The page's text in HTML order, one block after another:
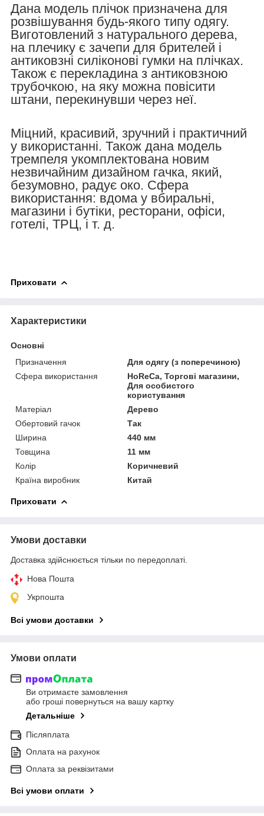
Дана модель плічок призначена для
розвішування будь-якого типу одягу.
Виготовлений з натурального дерева,
на плечику є зачепи для брителей і
антиковзні силіконові гумки на плічках.
Також є перекладина з антиковзною
трубочкою, на яку можна повісити
штани, перекинувши через неї.
Міцний, красивий, зручний і практичний
у використанні. Також дана модель
тремпеля укомплектована новим
незвичайним дизайном гачка, який,
безумовно, радує око. Сфера
використання: вдома у вбиральні,
магазини і бутіки, ресторани, офіси,
готелі, ТРЦ, і т. д.
Приховати
Характеристики
Основні
Призначення
Для одягу (з поперечиною)
Сфера використання
HoReCa, Торгові магазини,
Для особистого
користування
Матеріал
Дерево
Обертовий гачок
Так
Ширина
440 мм
Товщина
11 мм
Колір
Коричневий
Країна виробник
Китай
Приховати
Умови доставки
Доставка здійснюється тільки по передоплаті.
Нова Пошта
Укрпошта
Всі умови доставки
Умови оплати
Ви отримаєте замовлення
або гроші повернуться на вашу картку
Детальніше
Післяплата
Оплата на рахунок
Оплата за реквізитами
Всі умови оплати